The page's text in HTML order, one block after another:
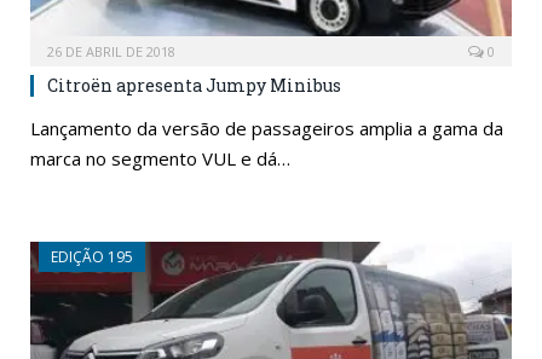
26 DE ABRIL DE 2018 0
Citroën apresenta Jumpy Minibus
Lançamento da versão de passageiros amplia a gama da
marca no segmento VUL e dá…
EDIÇÃO 195